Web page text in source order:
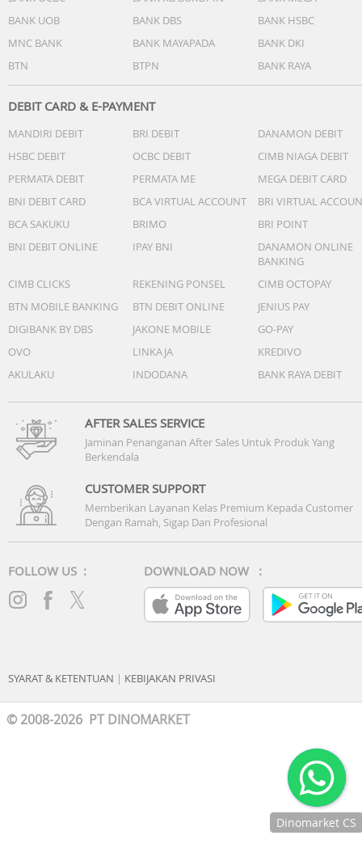
BANK UOB
BANK DBS
BANK HSBC
MNC BANK
BANK MAYAPADA
BANK DKI
BTN
BTPN BANK RAYA
DEBIT CARD & E-PAYMENT
MANDIRI DEBIT BRI DEBIT
DANAMON DEBIT
HSBC DEBIT
OCBC DEBIT
CIMB NIAGA DEBIT
PERMATA DEBIT
PERMATA ME
MEGA DEBIT CARD
BNI DEBIT CARD
BCA VIRTUAL ACCOUNT
BRI VIRTUAL
BCA SAKUKU
BRIMO
BRI POINT
BNI DEBIT ONLINE
IPAY BNI
DANAMON ONLINE
BANKING
CIMB CLICKS
REKENING PONSEL
CIMB OCTOPAY
BTN MOBILE BANKING
BTN DEBIT ONLINE
JENIUS PAY
DIGIBANK BY DBS
JAKONE MOBILE
GO-PAY
OVO
LINKAJA
KREDIVO
AKULAKU
INDODANA BANK RAYA DEBIT
AFTER SALES SERVICE
Jaminan Penanganan After Sales Untuk Produk Yang
Berkendala
CUSTOMER SUPPORT
Memberikan Layanan Kelas Premium Kepada Customer
Dengan Ramah, Sigap Dan Profesional
FOLLOW US : DOWNLOAD NOW :
SYARAT & KETENTUAN | KEBIJAKAN PRIVASI
© 2008-2026 PT DINOMARKET
Dinomarket CS